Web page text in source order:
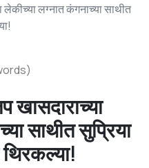
लग्नात कंगनाच्या साथीत
साथीत सुप्रिया